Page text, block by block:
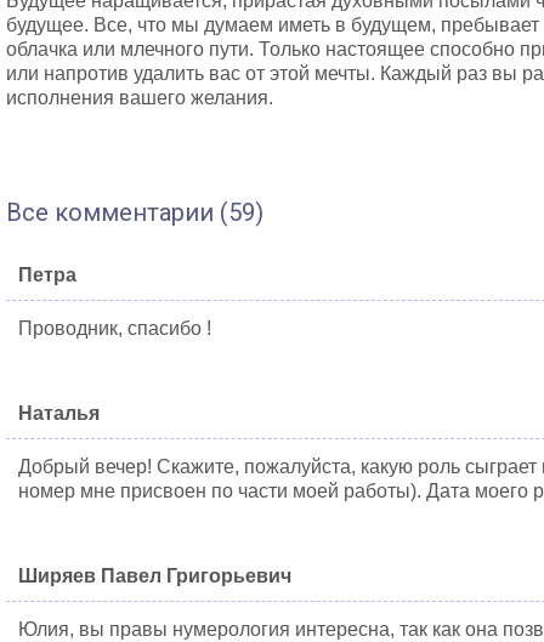
будущее. Все, что мы думаем иметь в будущем, пребывает
облачка или млечного пути. Только настоящее способно
или напротив удалить вас от этой мечты. Каждый раз вы
исполнения вашего желания.
Все комментарии (59)
Петра
Проводник, спасибо !
Наталья
Добрый вечер! Скажите, пожалуйста, какую роль сыграет
номер мне присвоен по части моей работы). Дата моего
Ширяев Павел Григорьевич
Юлия, вы правы нумерология интересна, так как она